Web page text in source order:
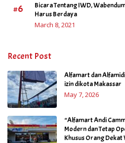
#6
Bicara Tentang IWD,
Harus Berdaya
March 8, 2021
Recent Post
Alfamart dan
izin dikota Makassar
May 7, 2026
“Alfamart Andi
Modern dan Tetap
Khusus Orang Dekat